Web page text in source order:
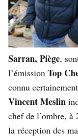
Sarran, Piège,
l’émission Top
connu
Vincent Meslin
chef de l’ombre, à
la réception des